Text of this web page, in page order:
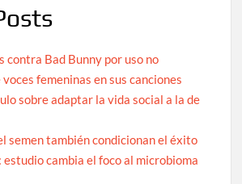
contra Bad Bunny por uso no
femeninas en sus canciones
sobre adaptar la vida social a la de
semen también condicionan el éxito
estudio cambia el foco al microbioma